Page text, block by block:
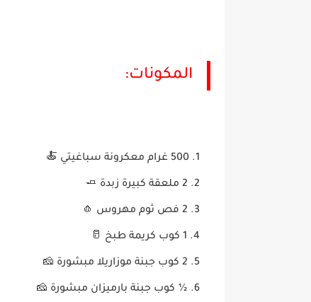
المكونات:
500 غرام معكرونة سباغيتي 🍝
2 ملعقة كبيرة زبدة 🧈
2 فص ثوم مهروس 🧄
1 كوب كريمة طبخ 🥛
2 كوب جبنة موزاريلا مبشورة 🧀
½ كوب جبنة بارميزان مبشورة 🧀